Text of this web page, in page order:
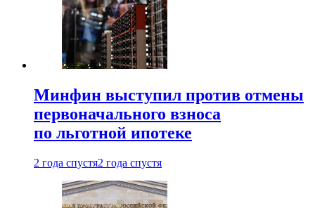
Минфин выступил против отмены
первоначального взноса
по льготной ипотеке
2 года спустя2 года спустя